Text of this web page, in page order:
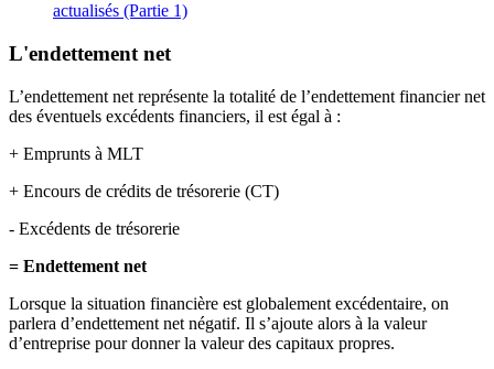
L'endettement net
L’endettement net représente la totalité de l’endettement financier net
des éventuels excédents financiers, il est égal à :
+ Emprunts à MLT
+ Encours de crédits de trésorerie (CT)
- Excédents de trésorerie
= Endettement net
Lorsque la situation financière est globalement excédentaire, on
parlera d’endettement net négatif. Il s’ajoute alors à la valeur
d’entreprise pour donner la valeur des capitaux propres.